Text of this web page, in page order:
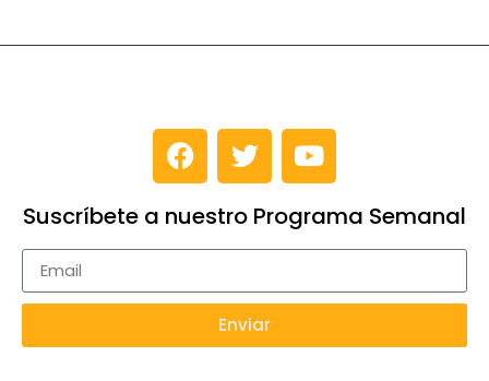
Suscríbete a nuestro Programa Semanal
Enviar